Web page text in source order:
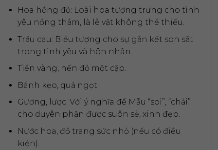
Hoa hồng đỏ: Loài hoa tượng trưng cho tình
yêu nồng thắm, là lễ vật không thể thiếu.
Trầu cau: Biểu tượng cho sự gắn kết son sắt
trong tình yêu và hôn nhân.
Tiền vàng, nến đỏ một cặp.
Bánh kẹo, quả ngọt.
Gương, lược: Với ý nghĩa để Mẫu “soi”, “chải”
cho duyên phận được suôn sẻ, xinh đẹp.
Nước hoa, đồ trang sức nhỏ (nếu có điều
kiện).